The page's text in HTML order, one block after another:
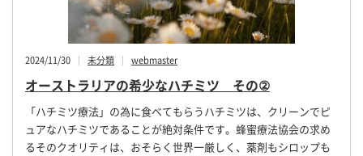
2024/11/30 未分類 webmaster
オーストラリアの希少なハチミツ その②
「ハチミツ療法」の為に食べてもらうハチミツは、クリーンでピ
ュアなハチミツであることが絶対条件です。蜂蜜療法協会の求め
るそのクオリティは、おそらく世界一厳しく、薬剤もシロップも